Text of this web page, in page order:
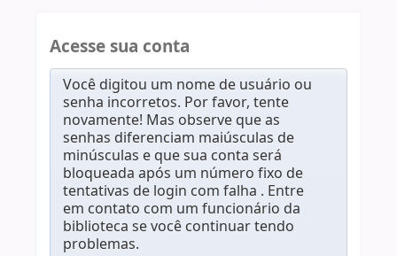
Acesse sua conta
Você digitou um nome de usuário ou
senha incorretos. Por favor, tente
novamente! Mas observe que as
senhas diferenciam maiúsculas de
minúsculas e que sua conta será
bloqueada após um número fixo de
tentativas de login com falha . Entre
em contato com um funcionário da
biblioteca se você continuar tendo
problemas.